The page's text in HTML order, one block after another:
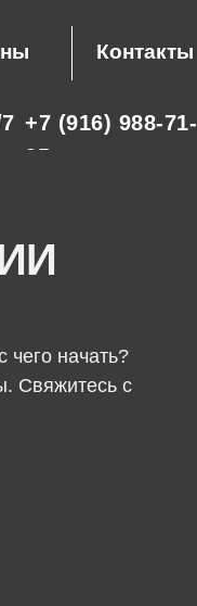
Контакты
+7 (916) 988-71-
35
чего начать?
Свяжитесь с